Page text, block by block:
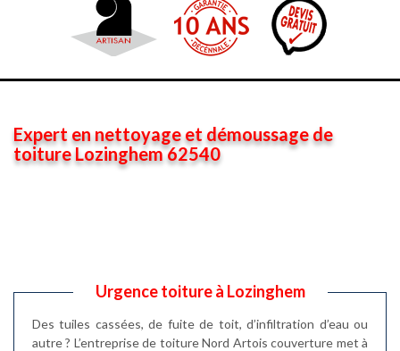
Expert en nettoyage et démoussage de
toiture Lozinghem 62540
Urgence toiture à Lozinghem
Des tuiles cassées, de fuite de toit, d’infiltration d’eau ou
autre ? L’entreprise de toiture Nord Artois couverture met à